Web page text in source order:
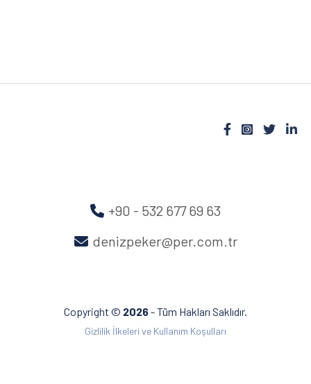
+90 - 532 677 69 63
denizpeker@per.com.tr
Copyright © 2026- Tüm Hakları Saklıdır.
Gizlilik İlkeleri ve Kullanım Koşulları